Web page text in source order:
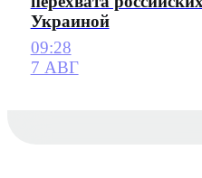
Украиной
09:28
7 АВГ